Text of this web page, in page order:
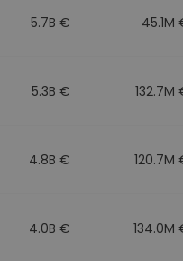
5.7B € 45.1M
5.3B € 132.7M
4.8B € 120.7M
4.0B € 134.0M